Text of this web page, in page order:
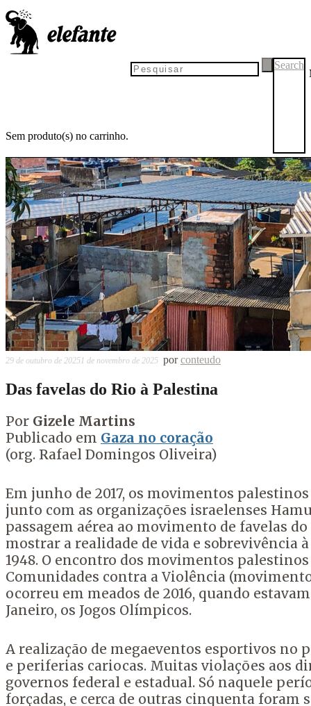
Sem produto(s) no carrinho.
Search
29 de outubro de 20251 de novembro de 2025 porconteudo
Das favelas do Rio à Palestina
Por Gizele Martins
Publicado em Gaza no coração
(org. Rafael Domingos Oliveira)
Em junho de 2017, os movimentos
junto com as organizações israelenses
passagem aérea ao movimento de favelas
mostrar a realidade de vida e sobrevivência
1948. O encontro dos movimentos
Comunidades contra a Violência
ocorreu em meados de 2016, quando
Janeiro, os Jogos Olímpicos.
A realização de megaeventos esportivos no
e periferias cariocas. Muitas violações aos
governos federal e estadual. Só naquele
forçadas, e cerca de outras cinquenta foram